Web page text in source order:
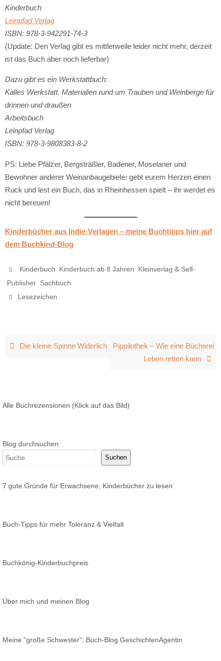
Kinderbuch
Leinpfad Verlag
ISBN: 978-3-942291-74-3
(Update: Den Verlag gibt es mittlerweile leider nicht mehr, derzeit
ist das Buch aber noch lieferbar)
Dazu gibt es ein Werkstattbuch:
Kalles Werkstatt. Materialien rund um Trauben und Weinberge für
drinnen und draußen
Arbeitsbuch
Leinpfad Verlag
ISBN: 978-3-9808383-8-2
PS: Liebe Pfälzer, Bergsträßler, Badener, Moselaner und
Bewohner anderer Weinanbaugebiete: gebt eurem Herzen einen
Ruck und lest ein Buch, das in Rheinhessen spielt – ihr werdet es
nicht bereuen!
Kinderbücher aus Indie-Verlagen – meine Buchtipps hier auf
dem Buchkind-Blog
Kinderbuch Kinderbuch ab 8 Jahren
Kleinverlag & Self-
Publisher Sachbuch
Lesezeichen
Die kleine Spinne Widerlich
Pippilothek – Wie eine Bücherei
Leben retten kann
Alle Buchrezensionen (Klick auf das Bild)
Blog durchsuchen
Suchen
7 gute Gründe für Erwachsene, Kinderbücher zu lesen
Buch-Tipps für mehr Toleranz & Vielfalt
Buchkönig-Kinderbuchpreis
Über mich und meinen Blog
Meine "große Schwester": Buch-Blog GeschichtenAgentin